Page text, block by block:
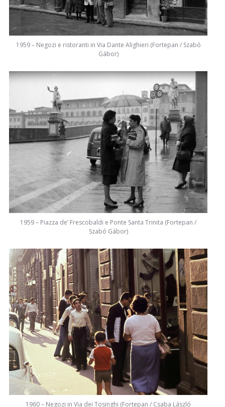
1959 – Negozi e ristoranti in Via Dante Alighieri (Fortepan / Szabó
Gábor)
1959 – Piazza de’ Frescobaldi e Ponte Santa Trinita (Fortepan /
Szabó Gábor)
1960 – Negozi in Via dei Tosinghi (Fortepan / Csaba László